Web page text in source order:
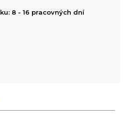
8 - 16 pracovných dní